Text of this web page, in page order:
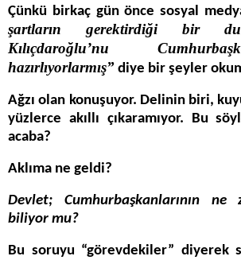
Çünkü birkaç gün önce sosyal
şartların gerektirdiği bir
Kılıçdaroğlu’nu
hazırlıyorlarmış” diye bir şeyler
Ağzı olan konuşuyor. Delinin biri,
yüzlerce akıllı çıkaramıyor. Bu
acaba?
Aklıma ne geldi?
Devlet; Cumhurbaşkanlarının ne
biliyor mu?
Bu soruyu “görevdekiler” diyerek